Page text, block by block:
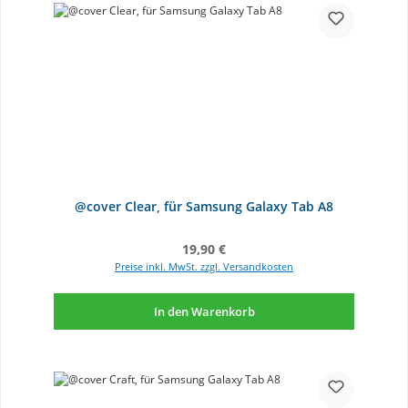
@cover Clear, für Samsung Galaxy Tab A8
Regulärer Preis:
19,90 €
Preise inkl. MwSt. zzgl. Versandkosten
In den Warenkorb